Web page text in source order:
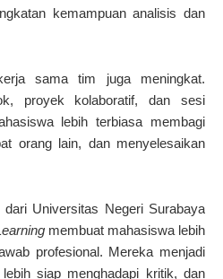
kemampuan analisis dan
sama tim juga meningkat.
proyek kolaboratif, dan sesi
lebih terbiasa membagi
orang lain, dan menyelesaikan
Universitas Negeri Surabaya
membuat mahasiswa lebih
profesional. Mereka menjadi
siap menghadapi kritik, dan